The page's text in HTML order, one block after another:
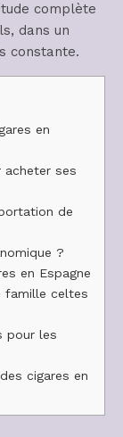
complète
dans un
constante.
en
ses
de
?
en Espagne
famille celtes
pour les
cigares en